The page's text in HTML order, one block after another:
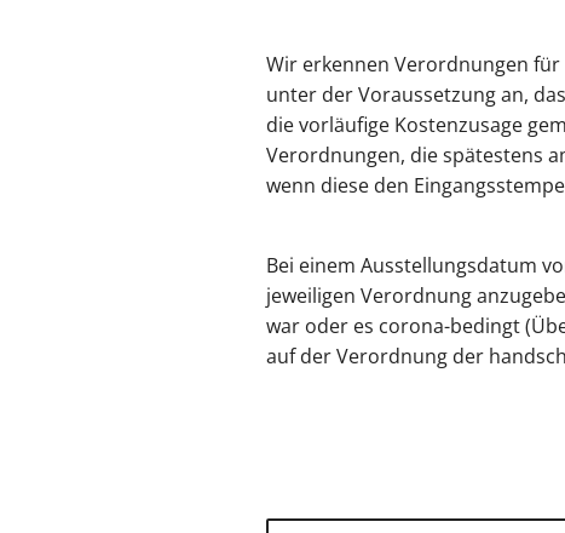
Wir erkennen Verordnungen für
unter der Voraussetzung an,
die vorläufige Kostenzusage
Verordnungen, die spätestens
wenn diese den
Bei einem Ausstellungsdatum
jeweiligen Verordnung
war oder es corona-bedingt
auf der Verordnung der